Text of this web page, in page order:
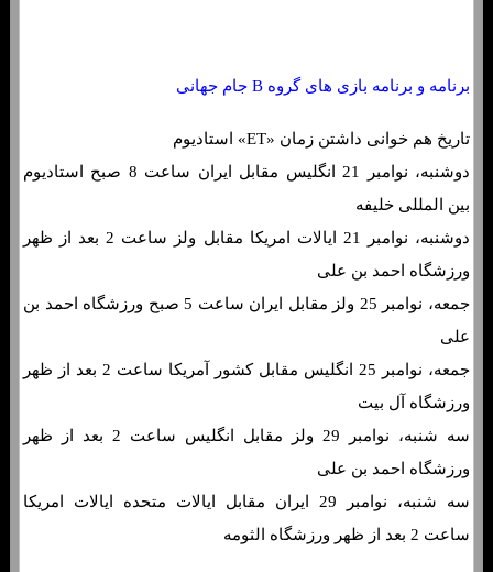
برنامه و برنامه بازی های گروه B جام جهانی
تاریخ هم خوانی داشتن زمان «ET» استادیوم
دوشنبه، نوامبر 21 انگلیس مقابل ایران ساعت 8 صبح استادیوم
بین المللی خلیفه
دوشنبه، نوامبر 21 ایالات امریکا مقابل ولز ساعت 2 بعد از ظهر
ورزشگاه احمد بن علی
جمعه، نوامبر 25 ولز مقابل ایران ساعت 5 صبح ورزشگاه احمد بن
علی
جمعه، نوامبر 25 انگلیس مقابل کشور آمریکا ساعت 2 بعد از ظهر
ورزشگاه آل بیت
سه شنبه، نوامبر 29 ولز مقابل انگلیس ساعت 2 بعد از ظهر
ورزشگاه احمد بن علی
سه شنبه، نوامبر 29 ایران مقابل ایالات متحده ایالات امریکا
ساعت 2 بعد از ظهر ورزشگاه الثومه